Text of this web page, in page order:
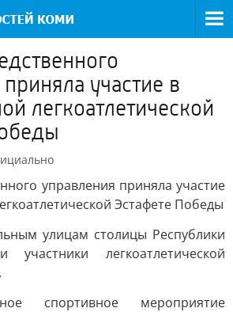
участие в
легкоатлетической
управления приняла участие
Эстафете Победы
улицам столицы Республики
легкоатлетической
спортивное мероприятие